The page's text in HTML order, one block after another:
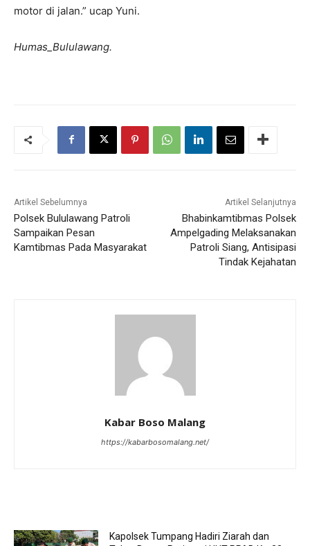
motor di jalan.” ucap Yuni.
Humas_Bululawang.
Artikel Sebelumnya
Polsek Bululawang Patroli
Sampaikan Pesan
Kamtibmas Pada Masyarakat
Artikel Selanjutnya
Bhabinkamtibmas Polsek
Ampelgading Melaksanakan
Patroli Siang, Antisipasi
Tindak Kejahatan
Kabar Boso Malang
https://kabarbosomalang.net/
Kapolsek Tumpang Hadiri Ziarah dan